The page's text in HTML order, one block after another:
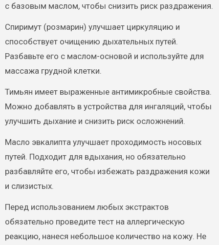
с базовым маслом, чтобы снизить риск раздражения.
Спиримут (розмарин) улучшает циркуляцию и
способствует очищению дыхательных путей.
Разбавьте его с маслом-основой и используйте для
массажа грудной клетки.
Тимьян имеет выраженные антимикробные свойства.
Можно добавлять в устройства для ингаляций, чтобы
улучшить дыхание и снизить риск осложнений.
Масло эвкалипта улучшает проходимость носовых
путей. Подходит для вдыхания, но обязательно
разбавляйте его, чтобы избежать раздражения кожи
и слизистых.
Перед использованием любых экстрактов
обязательно проведите тест на аллергическую
реакцию, нанеся небольшое количество на кожу. Не